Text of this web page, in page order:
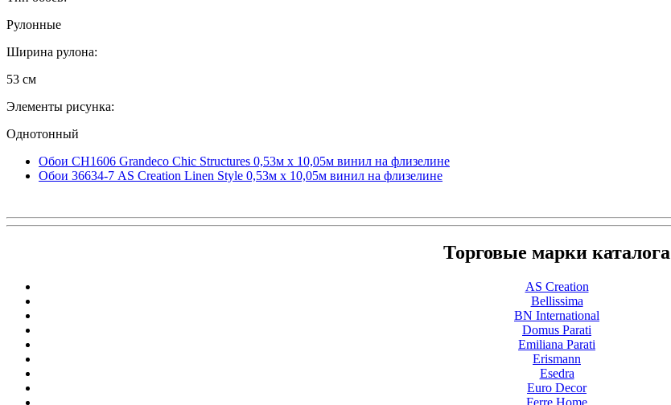
Рулонные
Ширина рулона:
53 см
Элементы рисунка:
Однотонный
Обои CH1606 Grandeco Chic Structures 0,53м x 10,05м винил на флизелине
Обои 36634-7 AS Creation Linen Style 0,53м x 10,05м винил на флизелине
Торговые марки каталога
AS Creation
Bellissima
BN International
Domus Parati
Emiliana Parati
Erismann
Esedra
Euro Decor